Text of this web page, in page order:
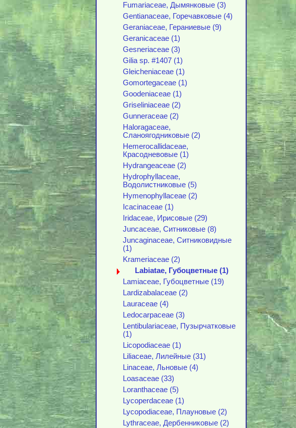
Fumariaceae, Дымянковые (3)
Gentianaceae, Горечавковые (4)
Geraniaceae, Гераниевые (9)
Geranicaceae (1)
Gesneriaceae (3)
Gilia sp. #1407 (1)
Gleicheniaceae (1)
Gomortegaceae (1)
Goodeniaceae (1)
Griseliniaceae (2)
Gunneraceae (2)
Haloragaceae,
Сланоягодниковые (2)
Hemerocallidaceae,
Красодневовые (1)
Hydrangeaceae (2)
Hydrophyllaceae,
Водолистниковые (5)
Hymenophyllaceae (2)
Icacinaceae (1)
Iridaceae, Ирисовые (29)
Juncaceae, Ситниковые (8)
Juncaginaceae, Ситниковидные
(1)
Krameriaceae (2)
Labiatae, Губоцветные (1)
Lamiaceae, Губоцветные (19)
Lardizabalaceae (2)
Lauraceae (4)
Ledocarpaceae (3)
Lentibulariaceae, Пузырчатковые
(1)
Licopodiaceae (1)
Liliaceae, Лилейные (31)
Linaceae, Льновые (4)
Loasaceae (33)
Loranthaceae (5)
Lycoperdaceae (1)
Lycopodiaceae, Плауновые (2)
Lythraceae, Дербенниковые (2)